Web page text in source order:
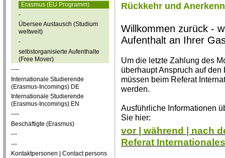
Erasmus (EU Programm)
-
Übersee Austausch (Studium
weltweit)
-
selbstorganisierte Aufenthalte
(Free Mover)
----
Internationale Studierende
(Erasmus-Incomings) DE
Internationale Studierende
(Erasmus-Incomings) EN
----
Beschäftigte (Erasmus)
---
---
Kontaktpersonen | Contact persons
Rückkehr und
Willkommen zurück -
Aufenthalt an Ihrer
Um die letzte Zahlung des
überhaupt Anspruch auf
müssen beim Referat
werden.
Ausführliche Informationen
Sie hier:
vor | während | nach
Referat